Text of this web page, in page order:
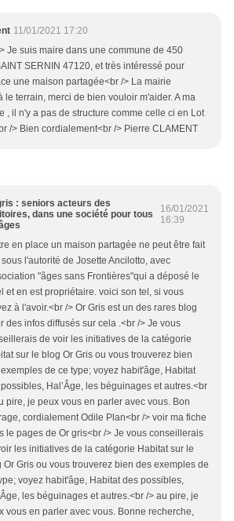
11/01/2021 17:20
Je suis maire dans une commune de 450
SERNIN 47120, et très intéressé pour
une maison partagée<br /> La mairie
le terrain, merci de bien vouloir m'aider. A ma
, il n'y a pas de structure comme celle ci en Lot
/> Bien cordialement<br /> Pierre CLAMENT
: seniors acteurs des
dans une société pour tous
16/01/2021
16:39
en place un maison partagée ne peut être fait
l'autorité de Josette Ancilotto, avec
"âges sans Frontières"qui a déposé le
et en est propriétaire. voici son tel, si vous
à l'avoir.<br /> Or Gris est un des rares blog
des infos diffusés sur cela .<br /> Je vous
de voir les initiatives de la catégorie
sur le blog Or Gris ou vous trouverez bien
de ce type; voyez habit'âge, Habitat
Hal’Âge, les béguinages et autres.<br
pire, je peux vous en parler avec vous. Bon
cordialement Odile Plan<br /> voir ma fiche
le pages de Or gris<br /> Je vous conseillerais
les initiatives de la catégorie Habitat sur le
Or Gris ou vous trouverez bien des exemples de
voyez habit'âge, Habitat des possibles,
les béguinages et autres.<br /> au pire, je
vous en parler avec vous. Bonne recherche,